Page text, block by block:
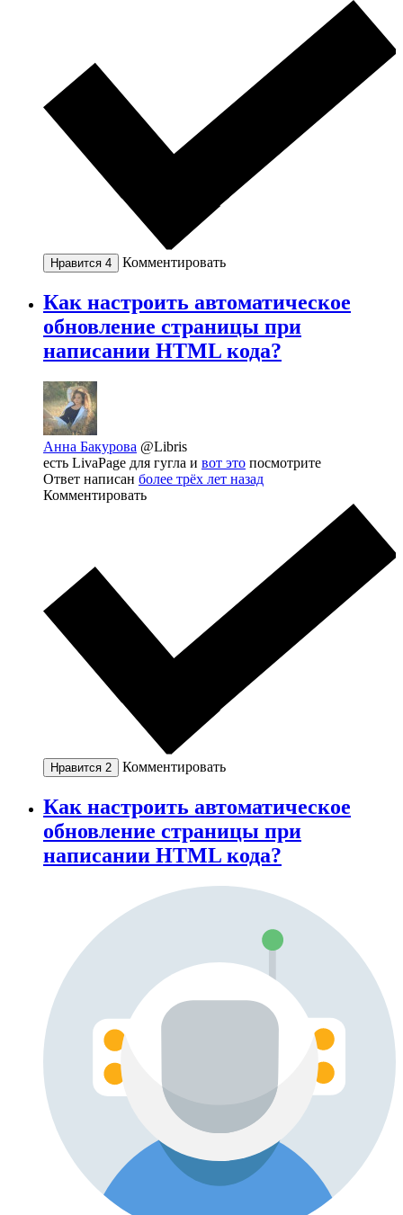
Нравится 4 Комментировать
Как настроить автоматическое
обновление страницы при
написании HTML кода?
Анна Бакурова @Libris
есть LivaPage для гугла и вот это посмотрите
Ответ написан более трёх лет назад
Комментировать
Нравится 2 Комментировать
Как настроить автоматическое
обновление страницы при
написании HTML кода?